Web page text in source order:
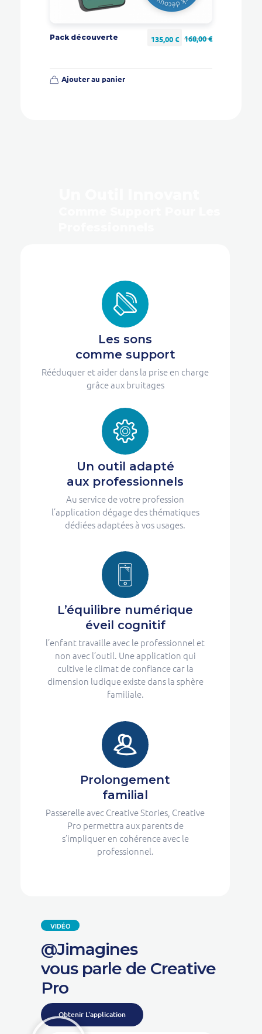
Pack découverte 135,00€ 168,00€
Ajouter au panier
Les sons
comme support
Rééduquer et aider dans la prise en charge
grâce aux bruitages
Un outil adapté
aux professionnels
Au service de votre profession
l’application dégage des thématiques
dédiées adaptées à vos usages.
L’équilibre numérique
éveil cognitif
l’enfant travaille avec le professionnel et
non avec l’outil. Une application qui
cultive le climat de confiance car la
dimension ludique existe dans la sphère
familiale.
Prolongement
familial
Passerelle avec Creative Stories, Creative
Pro permettra aux parents de
s’impliquer en cohérence avec le
professionnel.
VIDÉO
@Jimagines
vous parle de Creative
Pro
Obtenir L'application